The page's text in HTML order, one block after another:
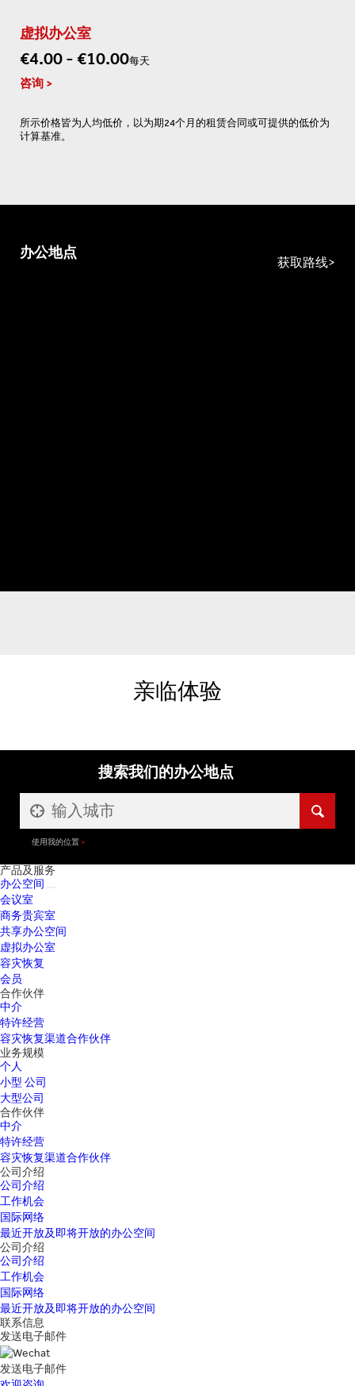
虚拟办公室
€4.00 - €10.00每天
咨询
所示价格皆为人均低价，以为期24个月的租赁合同或可提供的低价为
计算基准。
办公地点
获取路线
亲临体验
搜索我们的办公地点
使用我的位置
产品及服务
办公空间
会议室
商务贵宾室
共享办公空间
虚拟办公室
容灾恢复
会员
合作伙伴
中介
特许经营
容灾恢复渠道合作伙伴
业务规模
个人
小型 公司
大型公司
合作伙伴
中介
特许经营
容灾恢复渠道合作伙伴
公司介绍
公司介绍
工作机会
国际网络
最近开放及即将开放的办公空间
公司介绍
公司介绍
工作机会
国际网络
最近开放及即将开放的办公空间
联系信息
发送电子邮件
发送电子邮件